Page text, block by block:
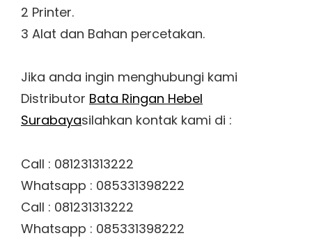
2 Printer.
3 Alat dan Bahan percetakan.
Jika anda ingin menghubungi kami
Distributor Bata Ringan Hebel
Surabayasilahkan kontak kami di :
Call : 081231313222
Whatsapp : 085331398222
Call : 081231313222
Whatsapp : 085331398222